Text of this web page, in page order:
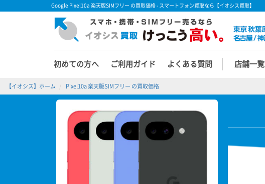
Google Pixel10a 楽天版SIMフリー の買取価格 - スマートフォン買取なら【イオシス買取】
初めての方へ ご利用ガイド よくある質問 店舗一覧
【イオシス】ホーム Pixel10a 楽天版SIMフリー の買取価格